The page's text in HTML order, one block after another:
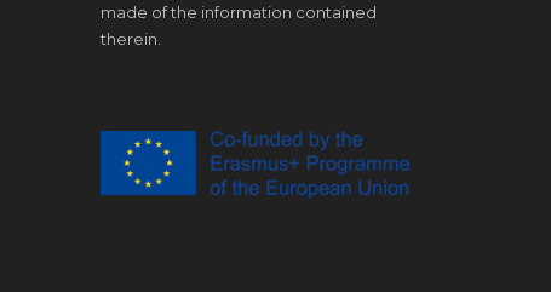
made of the information contained
therein.